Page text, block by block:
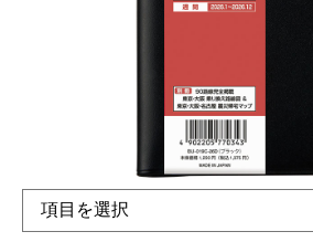
熱心な愛用者も多い使って良さのわかる